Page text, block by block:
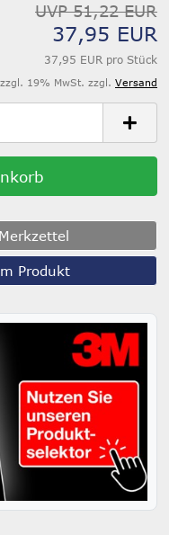
UVP 51,22 EUR
37,95 EUR
37,95 EUR pro Stück
zzgl. 19% MwSt. zzgl. Versand
Produkt